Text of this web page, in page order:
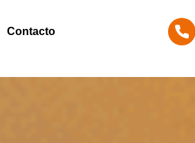
Contacto